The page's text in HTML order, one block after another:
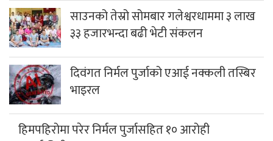
साउनको तेस्रो सोमबार गलेश्वरधाममा ३ लाख
३३ हजारभन्दा बढी भेटी संकलन
दिवंगत निर्मल पुर्जाको एआई नक्कली तस्बिर
भाइरल
हिमपहिरोमा परेर निर्मल पुर्जासहित १० आरोही